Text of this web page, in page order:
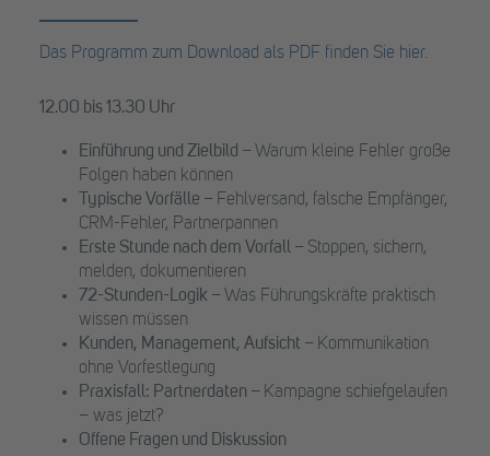
Das Programm zum Download als PDF finden Sie hier.
12.00 bis 13.30 Uhr
Einführung und Zielbild – Warum kleine Fehler große
Folgen haben können
Typische Vorfälle – Fehlversand, falsche Empfänger,
CRM-Fehler, Partnerpannen
Erste Stunde nach dem Vorfall – Stoppen, sichern,
melden, dokumentieren
72-Stunden-Logik – Was Führungskräfte praktisch
wissen müssen
Kunden, Management, Aufsicht – Kommunikation
ohne Vorfestlegung
Praxisfall: Partnerdaten – Kampagne schiefgelaufen
– was jetzt?
Offene Fragen und Diskussion